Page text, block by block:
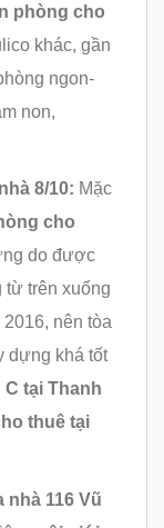
phòng cho
khác, gần
ngon-
non,
8/10: Mặc
cho
do được
từ trên xuống
nên tòa
dựng khá tốt
tại Thanh
thuê tại
nhà 116 Vũ